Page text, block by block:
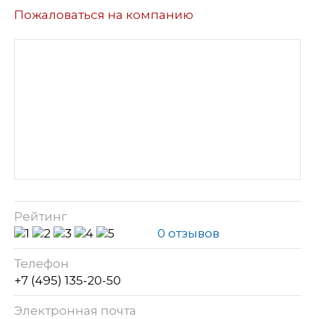
Пожаловаться на компанию
Рейтинг
0 отзывов
Телефон
+7 (495) 135-20-50
Электронная почта